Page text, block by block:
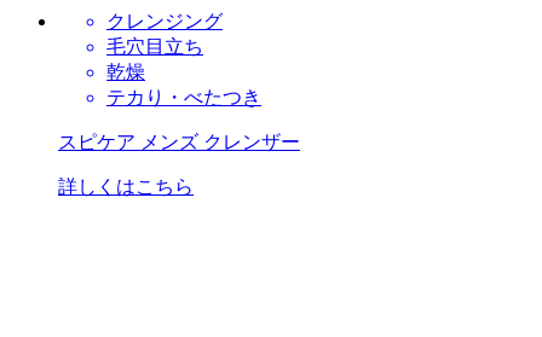
クレンジング
毛穴目立ち
乾燥
テカり・べたつき
スピケア メンズ クレンザー
詳しくはこちら